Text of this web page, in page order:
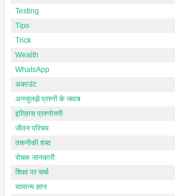
Testing
Tips
Trick
Wealth
WhatsApp
अकाउंट
अनसुलझे प्रश्नों के जवाब
इतिहास प्रश्नोत्तरी
जीवन परिचय
तकनीकी शब्द
रोचक जानकारी
शिक्षा पर चर्चा
सामान्य ज्ञान